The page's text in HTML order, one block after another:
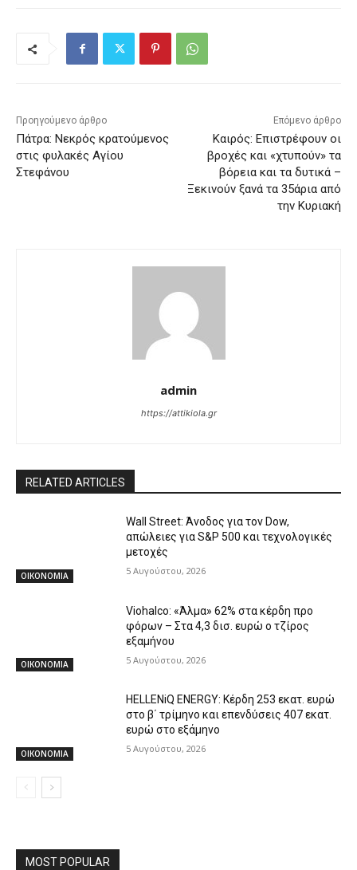
Προηγούμενο άρθρο
Πάτρα: Νεκρός κρατούμενος
στις φυλακές Αγίου
Στεφάνου
Επόμενο άρθρο
Καιρός: Επιστρέφουν οι
βροχές και «χτυπούν» τα
βόρεια και τα δυτικά –
Ξεκινούν ξανά τα 35άρια από
την Κυριακή
admin
https://attikiola.gr
RELATED ARTICLES
ΟΙΚΟΝΟΜΙΑ
Wall Street: Άνοδος για τον Dow,
απώλειες για S&P 500 και τεχνολογικές
μετοχές
5 Αυγούστου, 2026
ΟΙΚΟΝΟΜΙΑ
Viohalco: «Άλμα» 62% στα κέρδη προ
φόρων – Στα 4,3 δισ. ευρώ ο τζίρος
εξαμήνου
5 Αυγούστου, 2026
ΟΙΚΟΝΟΜΙΑ
HELLENiQ ENERGY: Κέρδη 253 εκατ. ευρώ
στο β΄ τρίμηνο και επενδύσεις 407 εκατ.
ευρώ στο εξάμηνο
5 Αυγούστου, 2026
MOST POPULAR